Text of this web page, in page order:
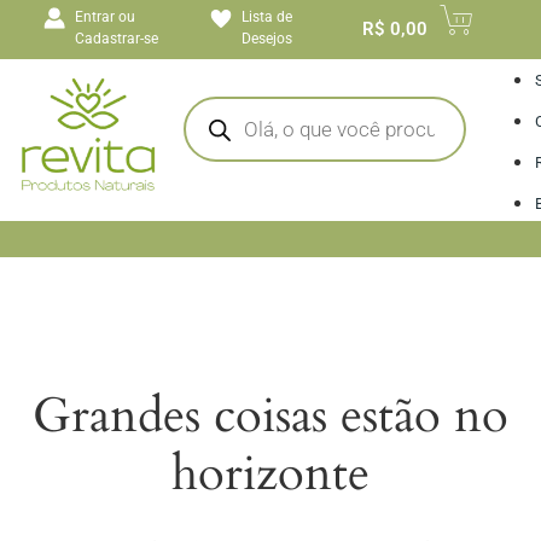
conteúdoEntrar ou
Cadastrar-se
Lista de
Desejos
R$ 0,00
Grandes coisas estão no
horizonte